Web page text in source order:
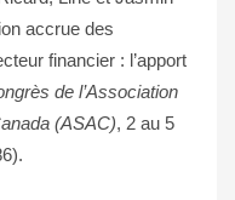
accrue des
financier : l’apport
de l’Association
(ASAC), 2 au 5